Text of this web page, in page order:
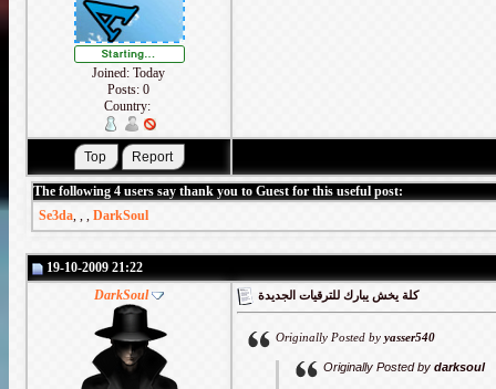
Joined: Today
Posts: 0
Country:
The following 4 users say thank you to Guest for this useful post:
Se3da, , , DarkSoul
19-10-2009 21:22
DarkSoul
كلة يخش يبارك للترقيات الجديدة
Originally Posted by yasser540
Originally Posted by darksoul